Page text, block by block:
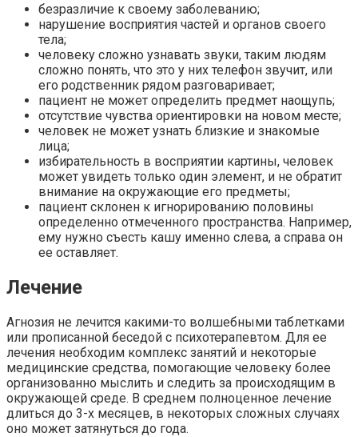
безразличие к своему заболеванию;
нарушение восприятия частей и органов своего
тела;
человеку сложно узнавать звуки, таким людям
сложно понять, что это у них телефон звучит, или
его родственник рядом разговаривает;
пациент не может определить предмет наощупь;
отсутствие чувства ориентировки на новом месте;
человек не может узнать близкие и знакомые
лица;
избирательность в восприятии картины, человек
может увидеть только один элемент, и не обратит
внимание на окружающие его предметы;
пациент склонен к игнорированию половины
определенно отмеченного пространства. Например,
ему нужно съесть кашу именно слева, а справа он
ее оставляет.
Лечение
Агнозия не лечится какими-то волшебными таблетками
или прописанной беседой с психотерапевтом. Для ее
лечения необходим комплекс занятий и некоторые
медицинские средства, помогающие человеку более
организованно мыслить и следить за происходящим в
окружающей среде. В среднем полноценное лечение
длиться до 3-х месяцев, в некоторых сложных случаях
оно может затянуться до года.